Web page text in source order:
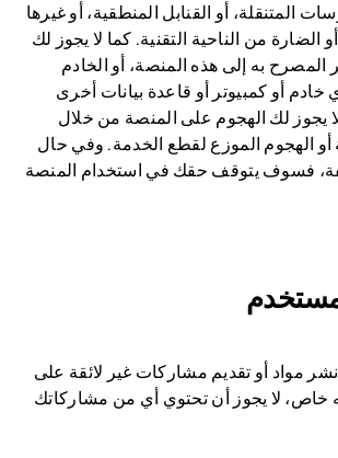
المتنقلة، أو القنابل المنطقية، أو غيرها
الضارة من الناحية التقنية. كما لا يجوز لك
المصرح به إلى هذه المنصة، أو الخادم
خادم أو كمبيوتر أو قاعدة بيانات أخرى
يجوز لك الهجوم على المنصة من خلال
الهجوم الموزع لقطع الخدمة. وفي حال
فسوف يتوقف حقك في استخدام المنصة
نشر مواد أو تقديم مشاركات غير لائقة على
خاص، لا يجوز أن تحتوي أي من مشاركاتك